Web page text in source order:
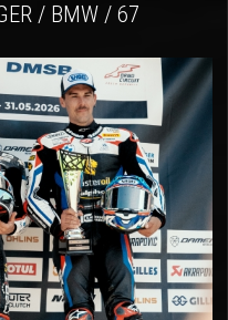
/ BMW / 67